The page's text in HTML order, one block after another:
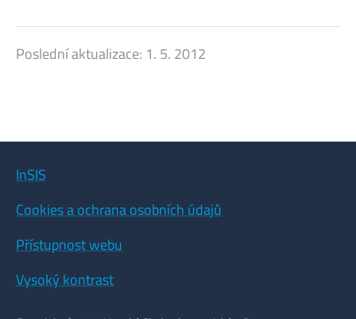
Poslední aktualizace: 1. 5. 2012
InSIS
Cookies a ochrana osobních údajů
Přístupnost webu
Vysoký kontrast